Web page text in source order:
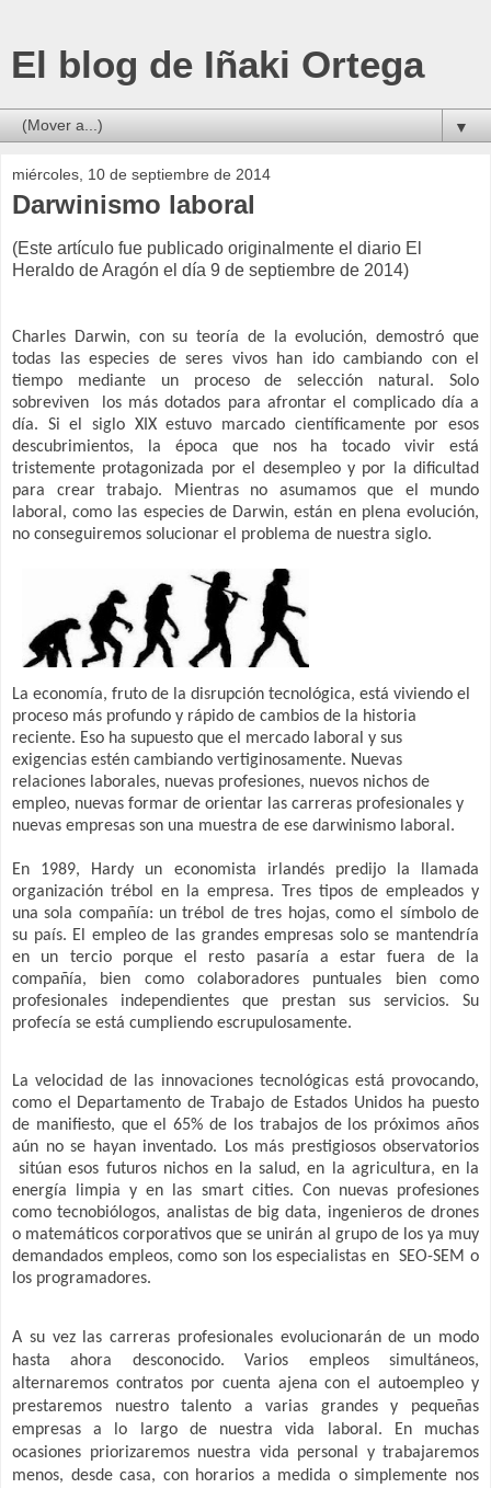
El blog de Iñaki Ortega
▼
miércoles, 10 de septiembre de 2014
Darwinismo laboral
(Este artículo fue publicado originalmente el diario El
Heraldo de Aragón el día 9 de septiembre de 2014)
Charles Darwin, con su teoría de la evolución, demostró que
todas las especies de seres vivos han ido cambiando con el
tiempo mediante un proceso de selección natural. Solo
sobreviven
los más dotados para afrontar el complicado día a
día. Si el siglo XIX estuvo marcado científicamente por esos
descubrimientos, la época que nos ha tocado vivir está
tristemente protagonizada por el desempleo y por la dificultad
para crear trabajo. Mientras no asumamos que el mundo
laboral, como las especies de Darwin, están en plena evolución,
no conseguiremos solucionar el problema de nuestra siglo.
La economía, fruto de la disrupción tecnológica, está viviendo el
proceso más profundo y rápido de cambios de la historia
reciente. Eso ha supuesto que el mercado laboral y sus
exigencias estén cambiando vertiginosamente. Nuevas
relaciones laborales, nuevas profesiones, nuevos nichos de
empleo, nuevas formar de orientar las carreras profesionales y
nuevas empresas son una muestra de ese darwinismo laboral.
En 1989, Hardy un economista irlandés predijo la llamada
organización trébol en la empresa. Tres tipos de empleados y
una sola compañía: un trébol de tres hojas, como el símbolo de
su país. El empleo de las grandes empresas solo se mantendría
en un tercio porque el resto pasaría a estar fuera de la
compañía, bien como colaboradores puntuales bien como
profesionales independientes que prestan sus servicios. Su
profecía se está cumpliendo escrupulosamente.
La velocidad de las innovaciones tecnológicas está provocando,
como el Departamento de Trabajo de Estados Unidos ha puesto
de manifiesto, que el 65% de los trabajos de los próximos años
aún no se hayan inventado. Los más prestigiosos observatorios
sitúan esos futuros nichos en la salud, en la agricultura, en la
energía limpia y en las smart cities. Con nuevas profesiones
como tecnobiólogos, analistas de big data, ingenieros de drones
o matemáticos corporativos que se unirán al grupo de los ya muy
demandados empleos, como son los especialistas en SEO-SEM o
los programadores.
A su vez las carreras profesionales evolucionarán de un modo
hasta ahora desconocido. Varios empleos simultáneos,
alternaremos contratos por cuenta ajena con el autoempleo y
prestaremos nuestro talento a varias grandes y pequeñas
empresas a lo largo de nuestra vida laboral. En muchas
ocasiones priorizaremos nuestra vida personal y trabajaremos
menos, desde casa, con horarios a medida o simplemente nos